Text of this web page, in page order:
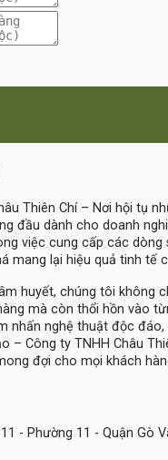
Thiên Chí– Nơi hội tụ
đầu dành cho doanh
việc cung cấp các dòng
mang lại hiệu quả tinh tế
huyết, chúng tôi không
mà còn thổi hồn vào
nhấn nghệ thuật độc đáo,
– Công ty TNHH Châu
đợi cho mọi khách
- Phường 11 - Quận Gò